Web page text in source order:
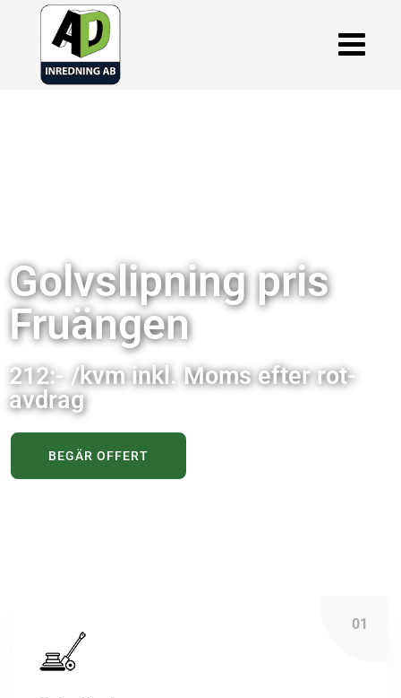
Golvslipning pris
Fruängen
212:- /kvm inkl. Moms efter rot-
avdrag
BEGÄR OFFERT